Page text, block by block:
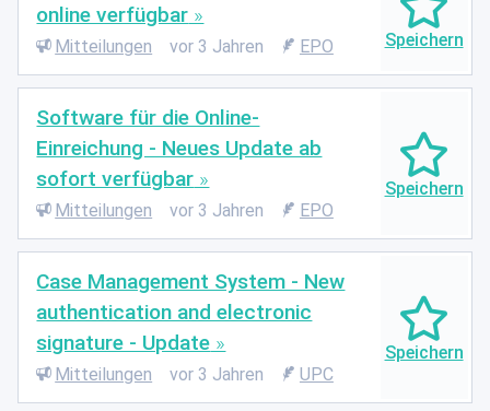
online verfügbar
Mitteilungen vor 3 Jahren EPO
Software für die Online-
Einreichung - Neues Update ab
sofort verfügbar
Mitteilungen vor 3 Jahren EPO
Case Management System - New
authentication and electronic
signature - Update
Mitteilungen vor 3 Jahren UPC